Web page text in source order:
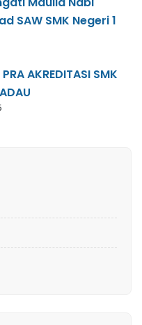
SAW SMK Negeri 1
AKREDITASI SMK